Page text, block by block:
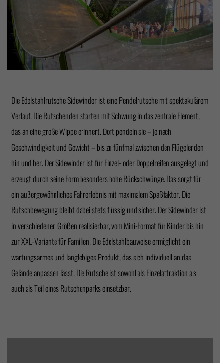
Die Edelstahlrutsche Sidewinder ist eine Pendelrutsche mit spektakulärem
Verlauf. Die Rutschenden starten mit Schwung in das zentrale Element,
das an eine große Wippe erinnert. Dort pendeln sie – je nach
Geschwindigkeit und Gewicht – bis zu fünfmal zwischen den Flügelenden
hin und her. Der Sidewinder ist für Einzel- oder Doppelreifen ausgelegt und
erzeugt durch seine Form besonders hohe Rückschwünge. Das sorgt für
ein außergewöhnliches Fahrerlebnis mit maximalem Spaßfaktor. Die
Rutschbewegung bleibt dabei stets flüssig und sicher. Der Sidewinder ist
in verschiedenen Größen realisierbar, vom Mini-Format für Kinder bis hin
zur XXL-Variante für Familien. Die Edelstahlbauweise ermöglicht ein
wartungsarmes und langlebiges Produkt, das sich individuell an das
Gelände anpassen lässt. Die Rutsche ist sowohl als Einzelattraktion als
auch als Teil eines Rutschenparks einsetzbar.